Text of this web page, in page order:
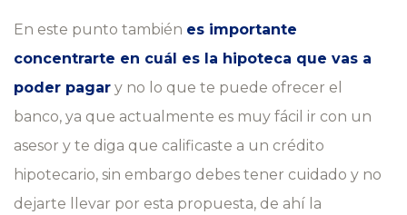
En este punto también es importante
concentrarte en cuál es la hipoteca que vas a
poder pagar y no lo que te puede ofrecer el
banco, ya que actualmente es muy fácil ir con un
asesor y te diga que calificaste a un crédito
hipotecario, sin embargo debes tener cuidado y no
dejarte llevar por esta propuesta, de ahí la